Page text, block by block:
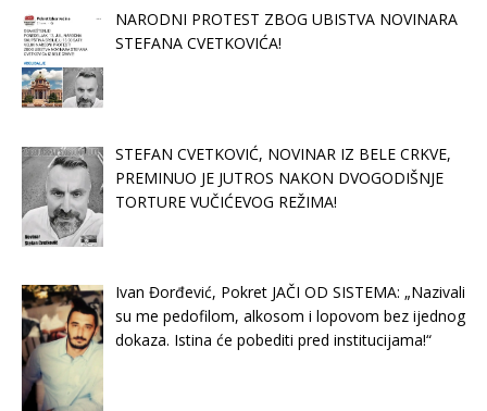
NARODNI PROTEST ZBOG UBISTVA NOVINARA
STEFANA CVETKOVIĆA!
STEFAN CVETKOVIĆ, NOVINAR IZ BELE CRKVE,
PREMINUO JE JUTROS NAKON DVOGODIŠNJE
TORTURE VUČIĆEVOG REŽIMA!
Ivan Đorđević, Pokret JAČI OD SISTEMA: „Nazivali
su me pedofilom, alkosom i lopovom bez ijednog
dokaza. Istina će pobediti pred institucijama!“